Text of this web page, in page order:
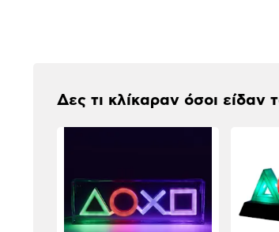
Δες τι κλίκαραν όσοι είδαν